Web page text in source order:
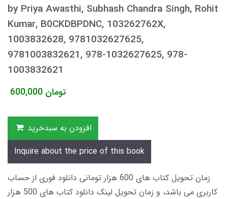
by Priya Awasthi, Subhash Chandra Singh, Rohit
Kumar, B0CKDBPDNC, 103262762X,
1003832628, 9781032627625,
9781003832621, 978-1032627625, 978-
1003832621
600,000 تومان
افزودن به سبدخرید
Inquire about the price of this book
زمان تحویل کتاب های 600 هزار تومانی دانلود فوری از حساب
کاربری می باشد، و زمان تحویل لینک دانلود کتاب های 500 هزار